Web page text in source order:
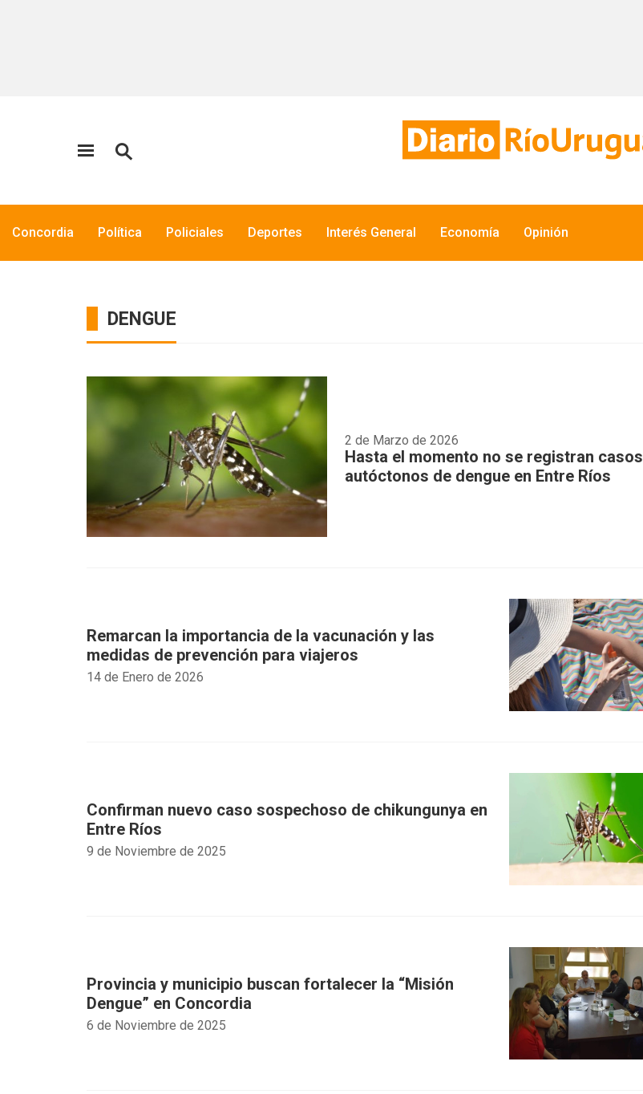
Concordia Política Policiales Deportes Interés General Economía Opinión
DENGUE
2 de Marzo de 2026
Hasta el momento no se registran casos
autóctonos de dengue en Entre Ríos
14 de Enero de 2026
Remarcan la importancia de la vacunación y las
medidas de prevención para viajeros
9 de Noviembre de 2025
Confirman nuevo caso sospechoso de chikungunya en
Entre Ríos
6 de Noviembre de 2025
Provincia y municipio buscan fortalecer la “Misión
Dengue” en Concordia